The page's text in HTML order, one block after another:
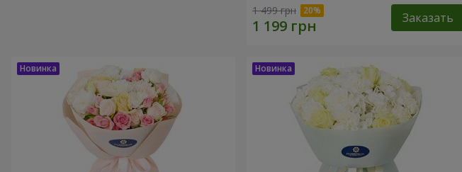
1 499 грн Заказать